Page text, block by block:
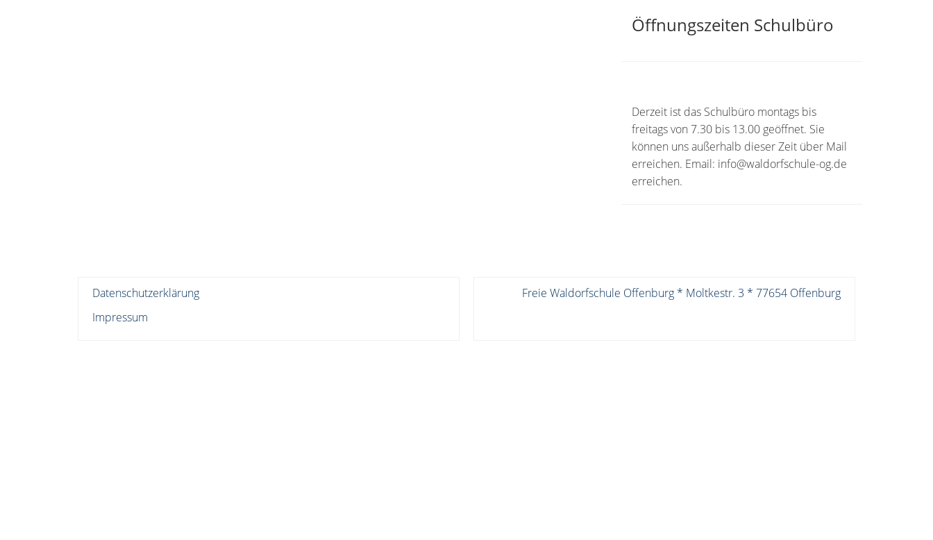
Öffnungszeiten Schulbüro
Derzeit ist das Schulbüro montags bis
freitags von 7.30 bis 13.00 geöffnet. Sie
können uns außerhalb dieser Zeit über Mail
erreichen. Email: info@waldorfschule-og.de
erreichen.
Datenschutzerklärung
Impressum
Freie Waldorfschule Offenburg * Moltkestr. 3 * 77654 Offenburg